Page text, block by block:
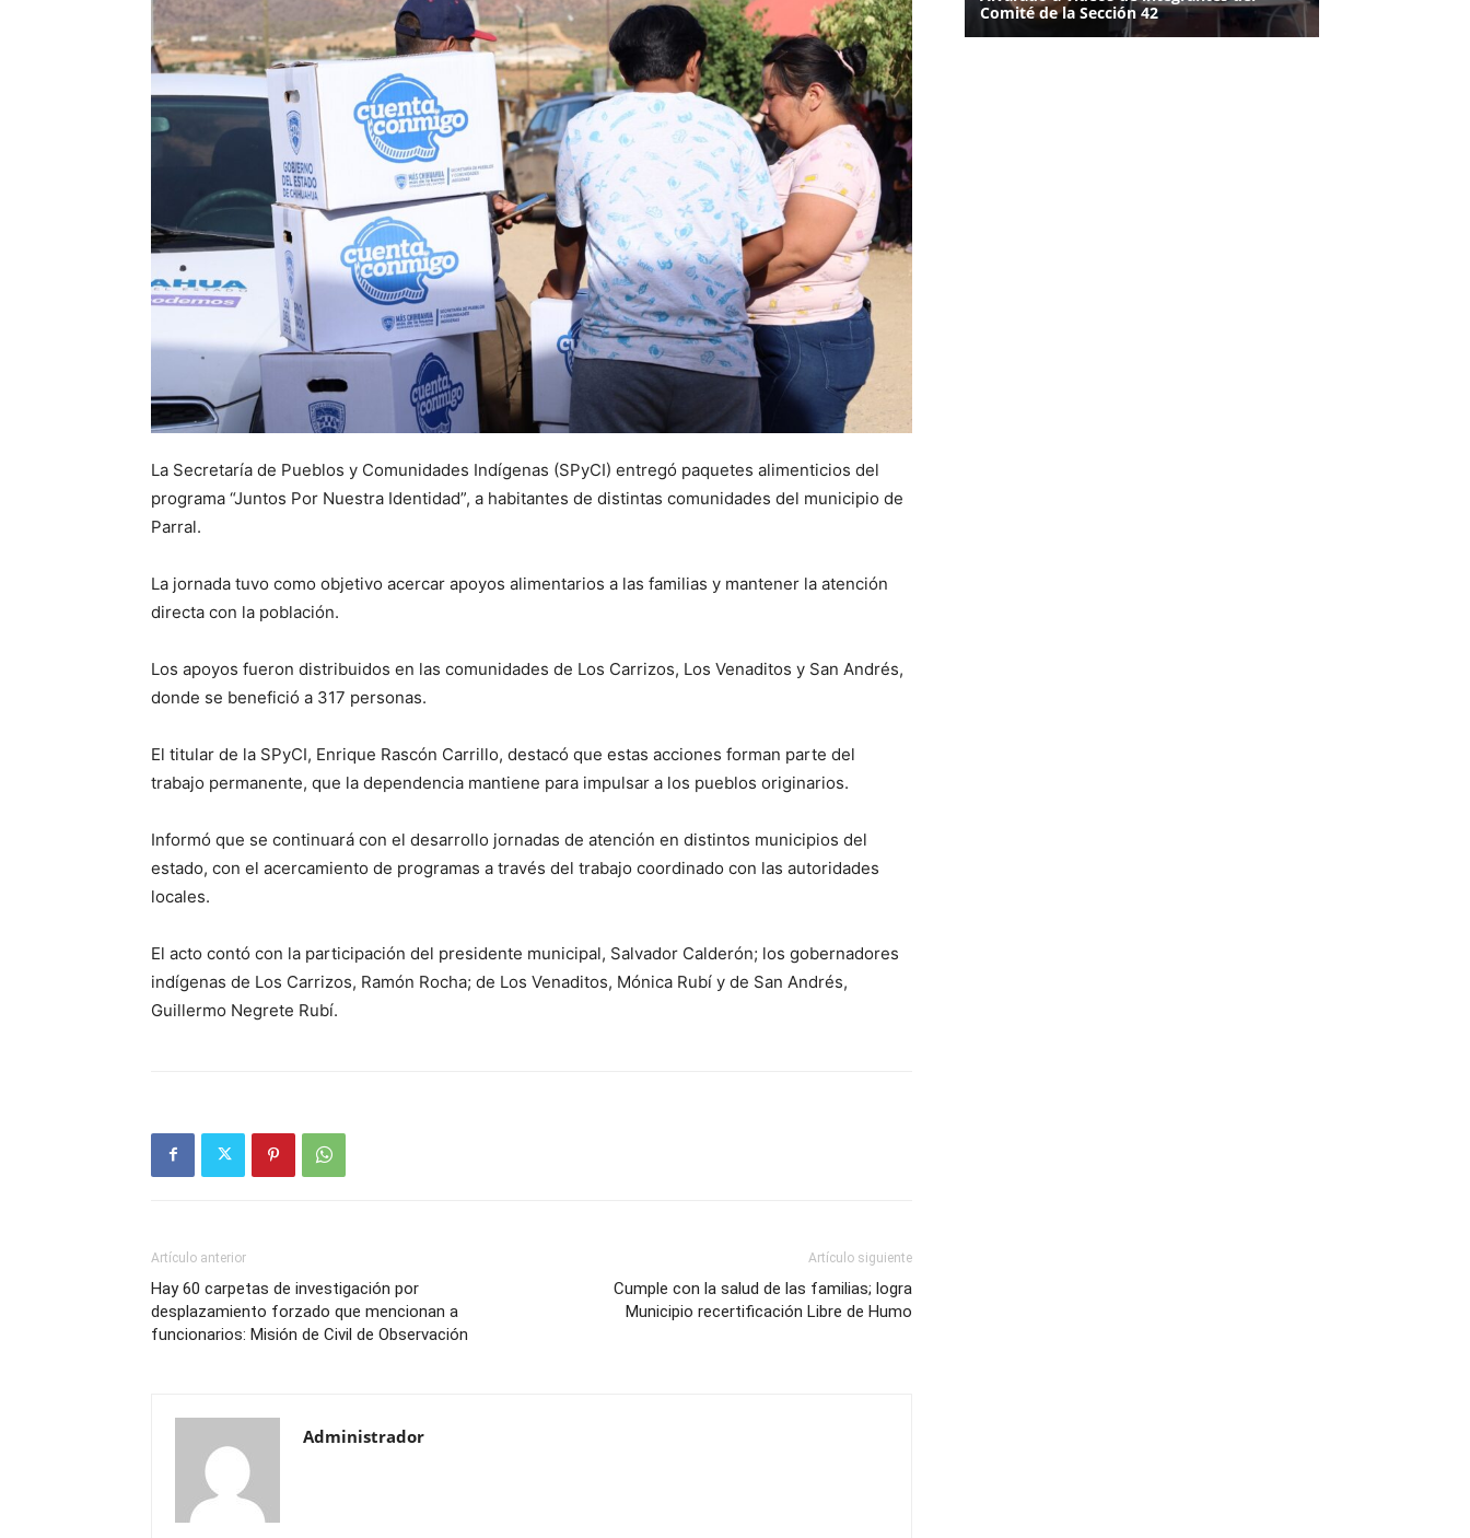
La Secretaría de Pueblos y Comunidades Indígenas (SPyCI) entregó paquetes alimenticios del
programa “Juntos Por Nuestra Identidad”, a habitantes de distintas comunidades del municipio de
Parral.
La jornada tuvo como objetivo acercar apoyos alimentarios a las familias y mantener la atención
directa con la población.
Los apoyos fueron distribuidos en las comunidades de Los Carrizos, Los Venaditos y San Andrés,
donde se benefició a 317 personas.
El titular de la SPyCI, Enrique Rascón Carrillo, destacó que estas acciones forman parte del
trabajo permanente, que la dependencia mantiene para impulsar a los pueblos originarios.
Informó que se continuará con el desarrollo jornadas de atención en distintos municipios del
estado, con el acercamiento de programas a través del trabajo coordinado con las autoridades
locales.
El acto contó con la participación del presidente municipal, Salvador Calderón; los gobernadores
indígenas de Los Carrizos, Ramón Rocha; de Los Venaditos, Mónica Rubí y de San Andrés,
Guillermo Negrete Rubí.
Artículo anterior
Hay 60 carpetas de investigación por
desplazamiento forzado que mencionan a
funcionarios: Misión de Civil de Observación
Artículo siguiente
Cumple con la salud de las familias; logra
Municipio recertificación Libre de Humo
Administrador